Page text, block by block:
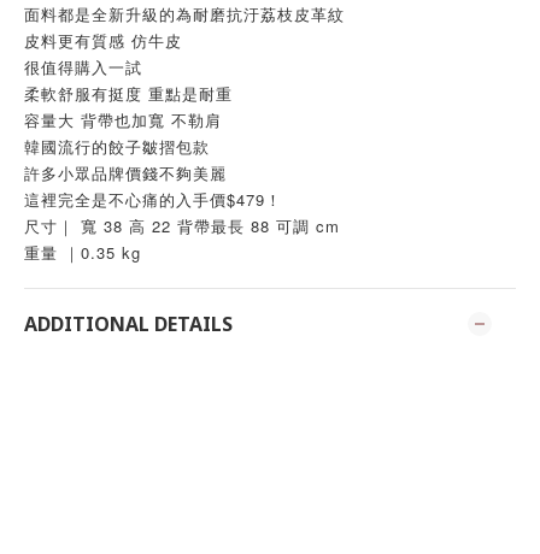
面料都是全新升級的為耐磨抗汙荔枝皮革紋
皮料更有質感 仿牛皮
很值得購入一試
柔軟舒服有挺度 重點是耐重
容量大 背帶也加寬 不勒肩
韓國流行的餃子皺摺包款
許多小眾品牌價錢不夠美麗
這裡完全是不心痛的入手價$479！
尺寸｜ 寬 38 高 22 背帶最長 88 可調 cm
重量 ｜0.35 kg
ADDITIONAL DETAILS